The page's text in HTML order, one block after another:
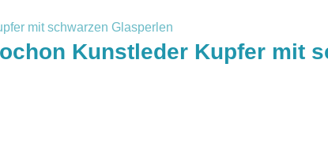
Kunstleder Kupfer mit